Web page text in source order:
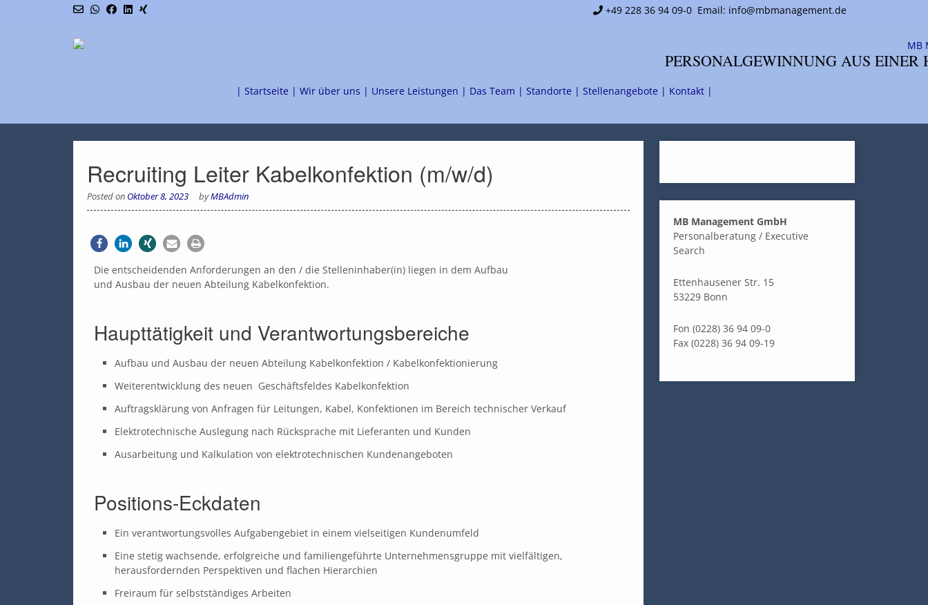
+49 228 36 94 09-0 Email: info@mbmanagement.de
PERSONALGEWINNUNG AUS
| Startseite | Wir über uns | Unsere Leistungen | Das Team | Standorte | Stellenangebote | Kontakt |
Recruiting Leiter Kabelkonfektion (m/w/d)
Posted on Oktober 8, 2023 byMBAdmin
Die entscheidenden Anforderungen an den / die Stelleninhaber(in) liegen in dem Aufbau
und Ausbau der neuen Abteilung Kabelkonfektion.
Haupttätigkeit und Verantwortungsbereiche
Aufbau und Ausbau der neuen Abteilung Kabelkonfektion / Kabelkonfektionierung
Weiterentwicklung des neuen Geschäftsfeldes Kabelkonfektion
Auftragsklärung von Anfragen für Leitungen, Kabel, Konfektionen im Bereich technischer Verkauf
Elektrotechnische Auslegung nach Rücksprache mit Lieferanten und Kunden
Ausarbeitung und Kalkulation von elektrotechnischen Kundenangeboten
Positions-Eckdaten
Ein verantwortungsvolles Aufgabengebiet in einem vielseitigen Kundenumfeld
Eine stetig wachsende, erfolgreiche und familiengeführte Unternehmensgruppe mit vielfältigen,
herausfordernden Perspektiven und flachen Hierarchien
Freiraum für selbstständiges Arbeiten
MB Management GmbH
Personalberatung / Executive
Search
Ettenhausener Str. 15
53229 Bonn
Fon (0228) 36 94 09-0
Fax (0228) 36 94 09-19